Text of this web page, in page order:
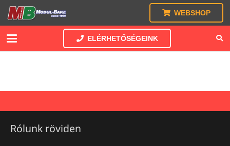
WEBSHOP
ELÉRHETŐSÉGEINK
Rólunk röviden